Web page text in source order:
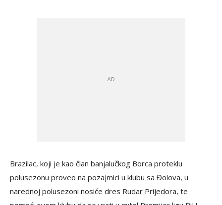
Brazilac, koji je kao član banjalučkog Borca proteklu
polusezonu proveo na pozajmici u klubu sa Đolova, u
narednoj polusezoni nosiće dres Rudar Prijedora, te